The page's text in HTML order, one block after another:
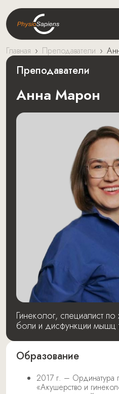
Главная › Преподаватели ›
Преподаватели
Анна Марон
Гинеколог, специалист
боли и дисфункции мышц
Образование
2017 г. – Ординатура
«Акушерство и